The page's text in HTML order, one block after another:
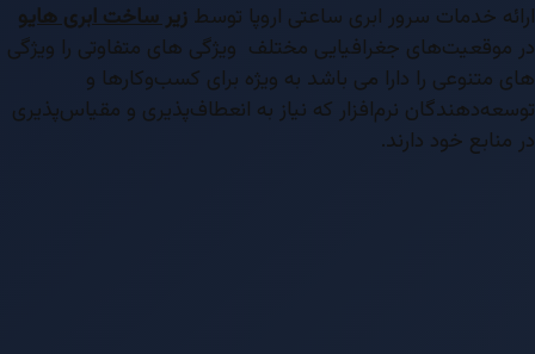
ارائه خدمات سرور ابری ساعتی اروپا توسط زیر ساخت ابری هایو
در موقعیت‌های جغرافیایی مختلف ویژگی های متفاوتی را ویژگی
های متنوعی را دارا می باشد به ویژه برای کسب‌وکارها و
توسعه‌دهندگان نرم‌افزار که نیاز به انعطاف‌پذیری و مقیاس‌پذیری
در منابع خود دارند.